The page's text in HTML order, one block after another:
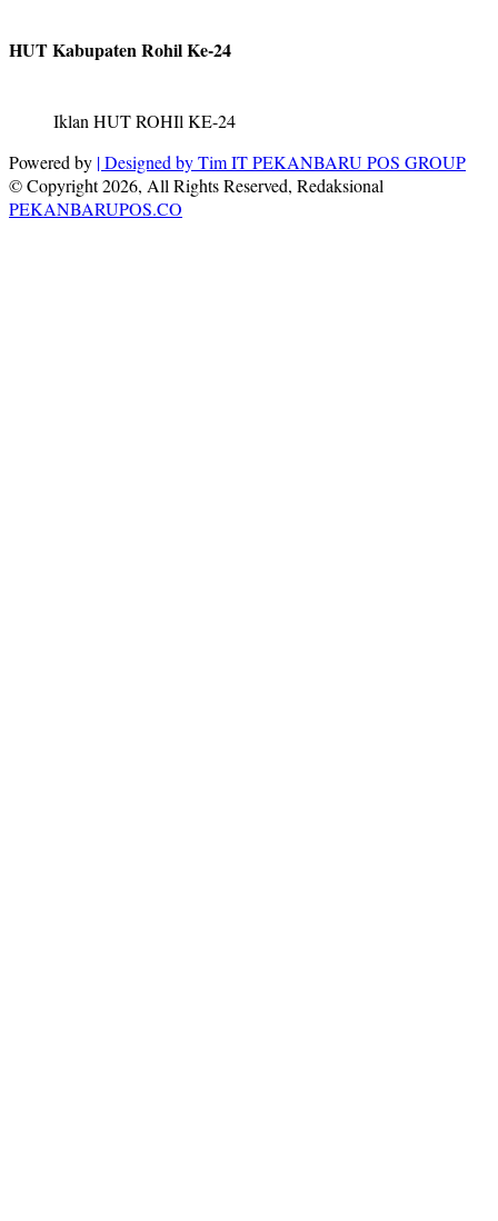
HUT Kabupaten Rohil Ke-24
Iklan HUT ROHIl KE-24
Powered by | Designed byTim IT PEKANBARU POS GROUP
© Copyright 2026, All Rights Reserved, Redaksional
PEKANBARUPOS.CO